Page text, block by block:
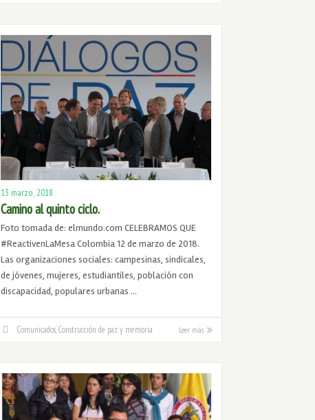
13 marzo, 2018
Camino al quinto ciclo.
Foto tomada de: elmundo.com CELEBRAMOS QUE
#ReactivenLaMesa Colombia 12 de marzo de 2018.
Las organizaciones sociales: campesinas, sindicales,
de jóvenes, mujeres, estudiantiles, población con
discapacidad, populares urbanas …
Comunicados Construcción de paz y memoria Leer más